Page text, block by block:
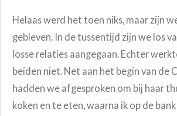
Helaas werd het toen niks, maar zijn
gebleven. In de tussentijd zijn we los
losse relaties aangegaan. Echter
beiden niet. Net aan het begin van de
hadden we afgesproken om bij haar
koken en te eten, waarna ik op de